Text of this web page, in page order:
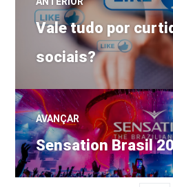
de
Post
Post
anterior:
Vale tudo por
sociais?
AVANÇAR
Próximo
post:
Sensation Brasil